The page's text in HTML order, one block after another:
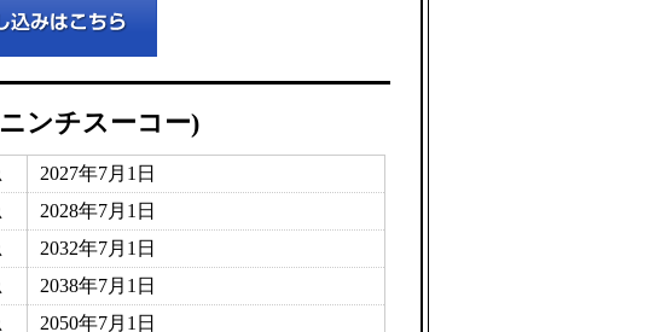
ンチスーコー)
2027年7月1日
2028年7月1日
2032年7月1日
2038年7月1日
2050年7月1日